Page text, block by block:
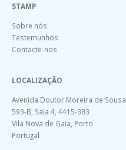
STAMP
Sobre nós
Testemunhos
Contacte-nos
LOCALIZAÇÃO
Avenida Doutor Moreira de Sousa,
593-B, Sala 4, 4415-383
Vila Nova de Gaia, Porto
Portugal